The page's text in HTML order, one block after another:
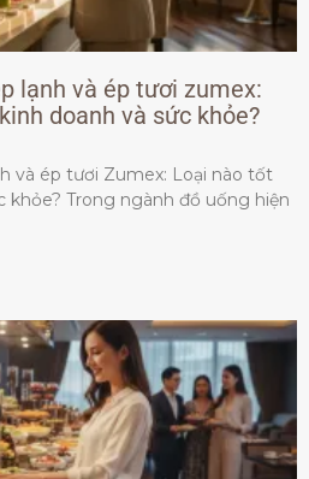
lạnh và ép tươi zumex:
doanh và sức khỏe?
và ép tươi Zumex: Loại nào tốt
khỏe? Trong ngành đồ uống hiện